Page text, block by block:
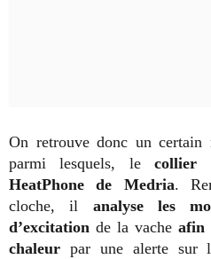
On retrouve donc un certain
parmi lesquels, lecollier
HeatPhone de Medria.
cloche, il analyse les
d’excitation de la vacheafin
chaleur par une alerte sur